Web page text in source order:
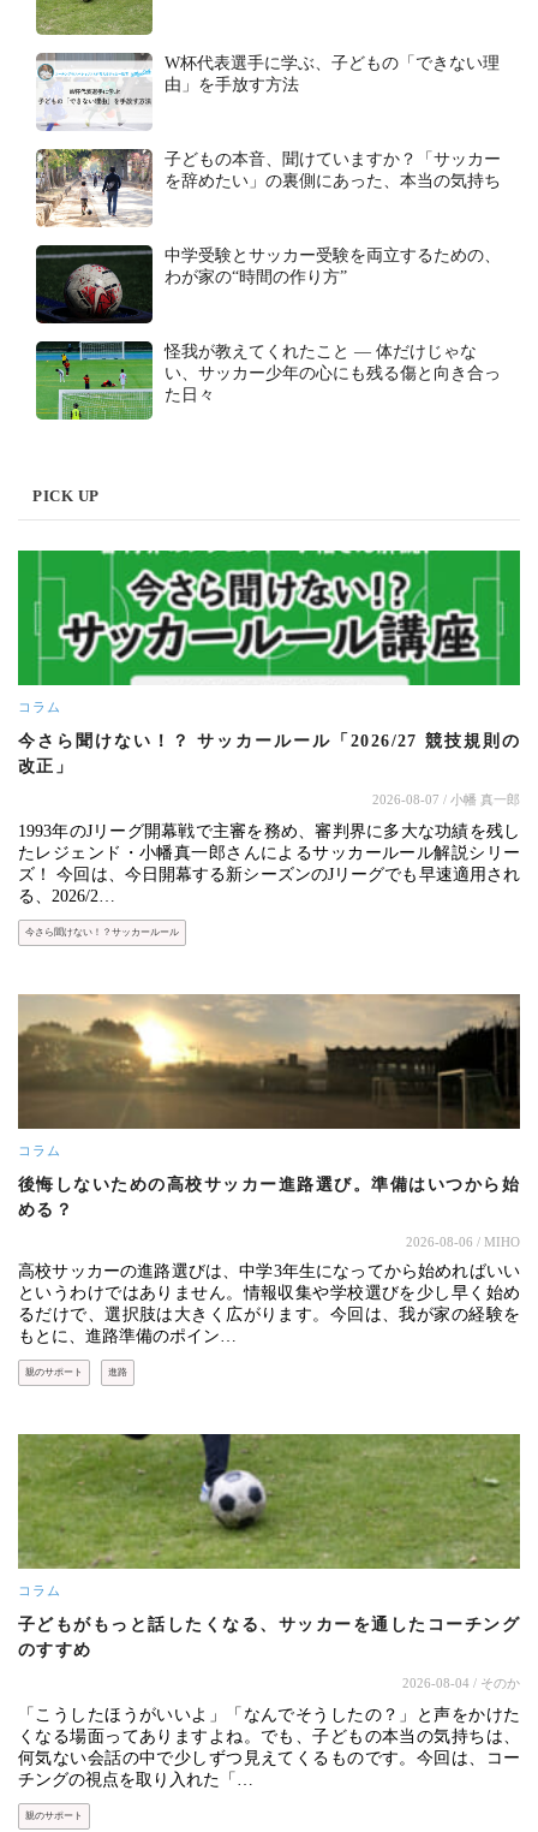
W杯代表選手に学ぶ、子どもの「できない理
由」を手放す方法
子どもの本音、聞けていますか？「サッカー
を辞めたい」の裏側にあった、本当の気持ち
中学受験とサッカー受験を両立するための、
わが家の“時間の作り方”
怪我が教えてくれたこと ― 体だけじゃな
い、サッカー少年の心にも残る傷と向き合っ
た日々
PICK UP
コラム
今さら聞けない！？ サッカールール「2026/27 競技規則の
改正」
2026-08-07 / 小幡 真一郎
1993年のJリーグ開幕戦で主審を務め、審判界に多大な功績を残し
たレジェンド・小幡真一郎さんによるサッカールール解説シリー
ズ！ 今回は、今日開幕する新シーズンのJリーグでも早速適用され
る、2026/2…
今さら聞けない！？サッカールール
コラム
後悔しないための高校サッカー進路選び。準備はいつから始
める？
2026-08-06 / MIHO
高校サッカーの進路選びは、中学3年生になってから始めればいい
というわけではありません。情報収集や学校選びを少し早く始め
るだけで、選択肢は大きく広がります。今回は、我が家の経験を
もとに、進路準備のポイン…
親のサポート 進路
コラム
子どもがもっと話したくなる、サッカーを通したコーチング
のすすめ
2026-08-04 / そのか
「こうしたほうがいいよ」「なんでそうしたの？」と声をかけた
くなる場面ってありますよね。でも、子どもの本当の気持ちは、
何気ない会話の中で少しずつ見えてくるものです。今回は、コー
チングの視点を取り入れた「…
親のサポート